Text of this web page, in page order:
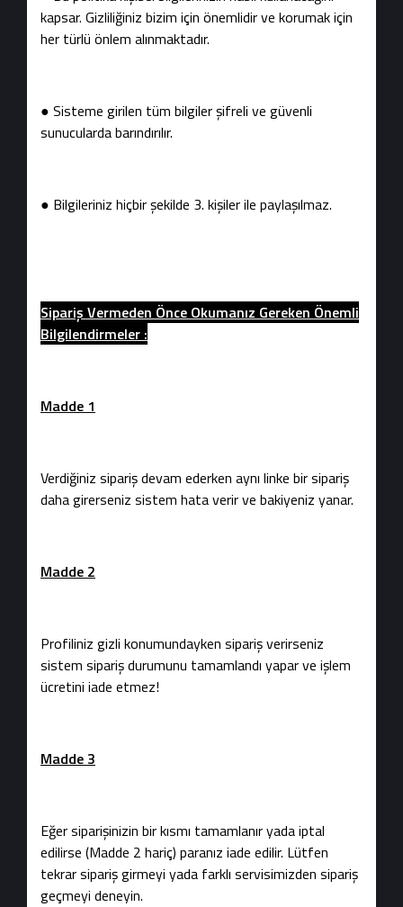
kapsar. Gizliliğiniz bizim için önemlidir ve korumak için
her türlü önlem alınmaktadır.
● Sisteme girilen tüm bilgiler şifreli ve güvenli
sunucularda barındırılır.
● Bilgileriniz hiçbir şekilde 3. kişiler ile paylaşılmaz.
Sipariş Vermeden Önce Okumanız Gereken Önemli
Bilgilendirmeler :
Madde 1
Verdiğiniz sipariş devam ederken aynı linke bir sipariş
daha girerseniz sistem hata verir ve bakiyeniz yanar.
Madde 2
Profiliniz gizli konumundayken sipariş verirseniz
sistem sipariş durumunu tamamlandı yapar ve işlem
ücretini iade etmez!
Madde 3
Eğer siparişinizin bir kısmı tamamlanır yada iptal
edilirse (Madde 2 hariç) paranız iade edilir. Lütfen
tekrar sipariş girmeyi yada farklı servisimizden sipariş
geçmeyi deneyin.